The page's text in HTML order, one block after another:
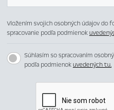
Vložením svojich osobných údajov do
spracovanie podľa podmienok
Súhlasím so spracovaním
podľa podmienokuvedených tu.